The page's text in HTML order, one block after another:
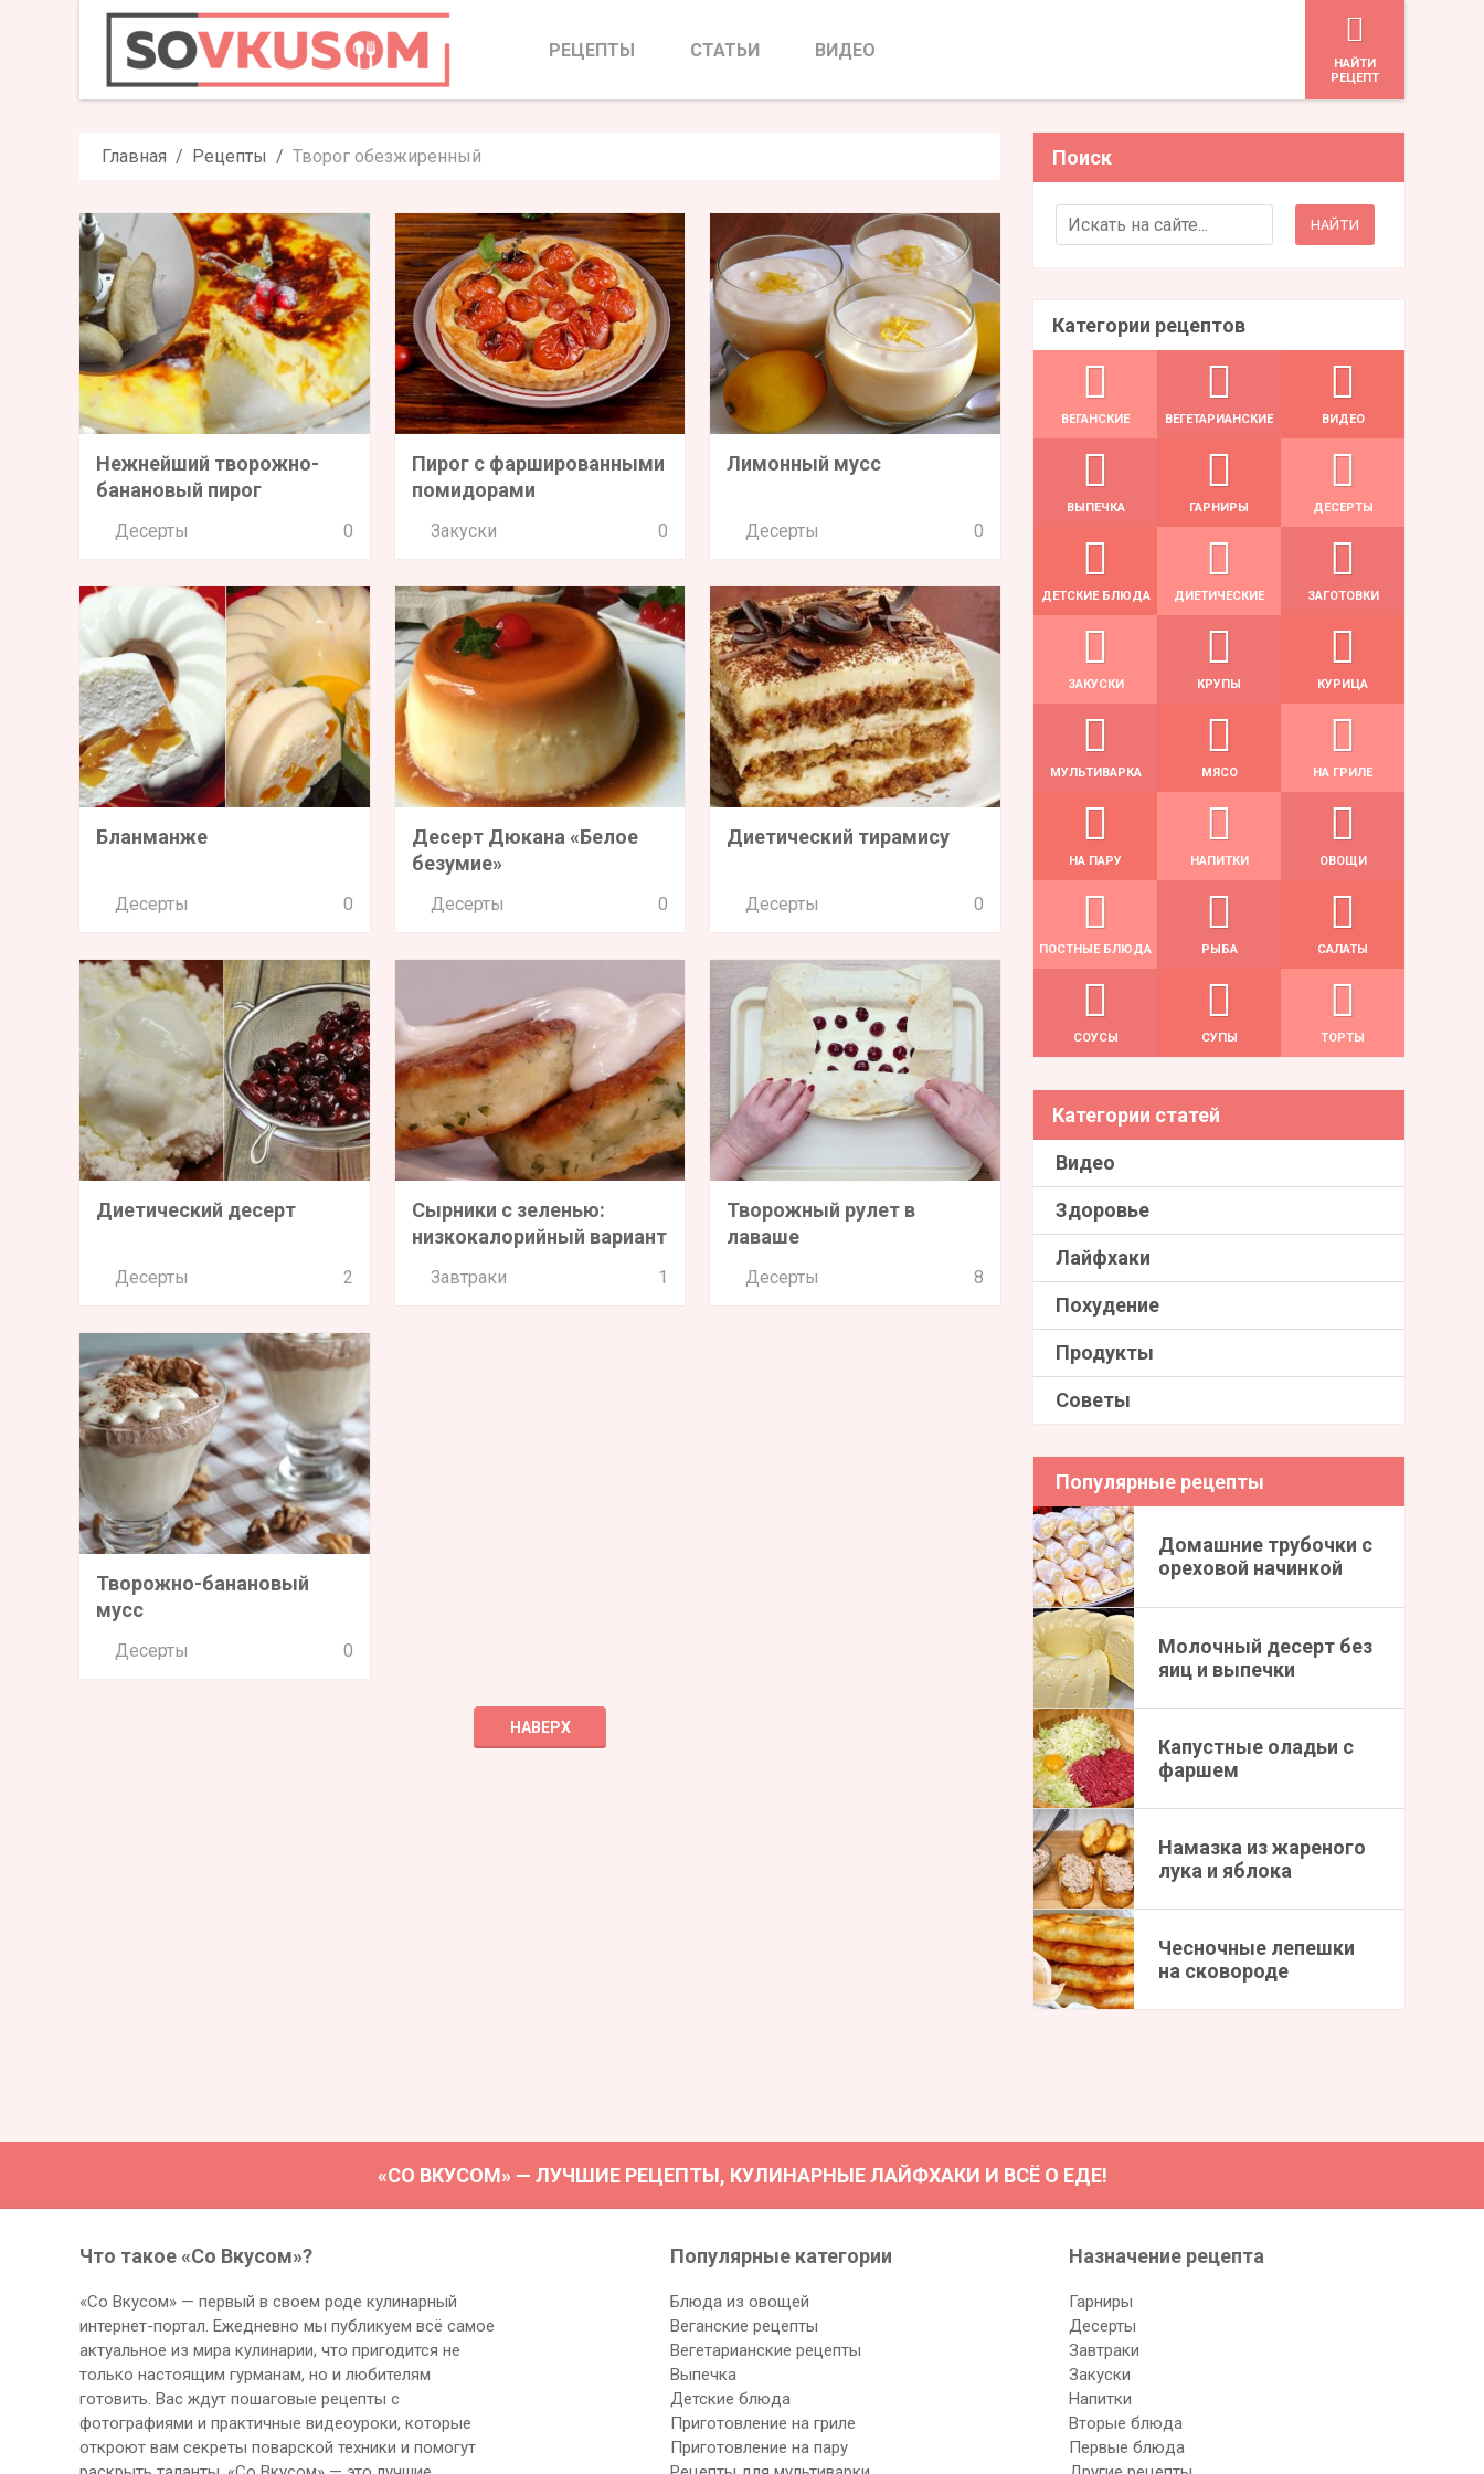
РЕЦЕПТЫ СТАТЬИ ВИДЕО
HАЙТИ
РЕЦЕПТ
Главная Рецепты Творог обезжиренный
Нежнейший творожно-
банановый пирог
Десерты 0
Пирог с фаршированными
помидорами
Закуски 0
Лимонный мусс
Десерты 0
Бланманже
Десерты 0
Десерт Дюкана «Белое
безумие»
Десерты 0
Диетический тирамису
Десерты 0
Диетический десерт
Десерты 2
Сырники с зеленью:
низкокалорийный вариант
Завтраки 1
Творожный рулет в
лаваше
Десерты 8
Творожно-банановый
мусс
Десерты 0
НАВЕРХ
Поиск
Search for:
Категории рецептов
ВЕГАНСКИЕ ВЕГЕТАРИАНСКИЕ ВИДЕО
ВЫПЕЧКА ГАРНИРЫ ДЕСЕРТЫ
ДЕТСКИЕ БЛЮДА ДИЕТИЧЕСКИЕ ЗАГОТОВКИ
ЗАКУСКИ КРУПЫ КУРИЦА
МУЛЬТИВАРКА МЯСО НА ГРИЛЕ
НА ПАРУ НАПИТКИ ОВОЩИ
ПОСТНЫЕ БЛЮДА РЫБА САЛАТЫ
СОУСЫ СУПЫ ТОРТЫ
Категории статей
Видео
Здоровье
Лайфхаки
Похудение
Продукты
Советы
Популярные рецепты
Домашние трубочки с
ореховой начинкой
Молочный десерт без
яиц и выпечки
Капустные оладьи с
фаршем
Намазка из жареного
лука и яблока
Чесночные лепешки
на сковороде
«СО ВКУСОМ» — ЛУЧШИЕ РЕЦЕПТЫ, КУЛИНАРНЫЕ ЛАЙФХАКИ И ВСЁ О ЕДЕ!
Что такое «Со Вкусом»?
«Со Вкусом» — первый в своем роде кулинарный
интернет-портал. Ежедневно мы публикуем всё самое
актуальное из мира кулинарии, что пригодится не
только настоящим гурманам, но и любителям
готовить. Вас ждут пошаговые рецепты с
фотографиями и практичные видеоуроки, которые
откроют вам секреты поварской техники и помогут
Популярные категории
Блюда из овощей
Веганские рецепты
Вегетарианские рецепты
Выпечка
Детские блюда
Приготовление на гриле
Приготовление на пару
Назначение рецептa
Гарниры
Десерты
Завтраки
Закуски
Напитки
Вторые блюда
Первые блюда